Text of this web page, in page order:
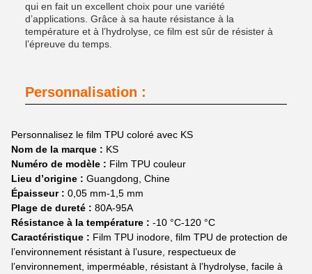
qui en fait un excellent choix pour une variété
d’applications. Grâce à sa haute résistance à la
température et à l’hydrolyse, ce film est sûr de résister à
l’épreuve du temps.
Personnalisation :
Personnalisez le film TPU coloré avec KS
Nom de la marque : KS
Numéro de modèle : Film TPU couleur
Lieu d’origine : Guangdong, Chine
Épaisseur : 0,05 mm-1,5 mm
Plage de dureté : 80A-95A
Résistance à la température : -10 °C-120 °C
Caractéristique : Film TPU inodore, film TPU de protection de
l’environnement résistant à l’usure, respectueux de
l’environnement, imperméable, résistant à l’hydrolyse, facile à